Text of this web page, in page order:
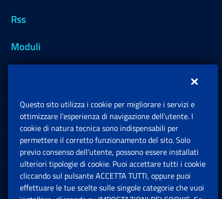
Rss
Moduli
Sedi e Contatti
Software
Note Legali
Questo sito utilizza i cookie per migliorare i servizi e
ottimizzare l’esperienza di navigazione dell’utente. I
cookie di natura tecnica sono indispensabili per
permettere il corretto funzionamento del sito. Solo
previo consenso dell’utente, possono essere installati
ulteriori tipologie di cookie. Puoi accettare tutti i cookie
cliccando sul pulsante ACCETTA TUTTI, oppure puoi
effettuare le tue scelte sulle singole categorie che vuoi